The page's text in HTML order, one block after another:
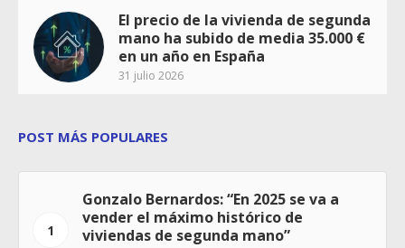
El precio de la vivienda de segunda
mano ha subido de media 35.000 €
en un año en España
31 julio 2026
POST MÁS POPULARES
1
Gonzalo Bernardos: “En 2025 se va a
vender el máximo histórico de
viviendas de segunda mano”